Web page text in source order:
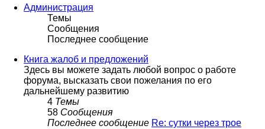
сообщению
Администрация
Темы
Сообщения
Последнее сообщение
Книга жалоб и предложений
Здесь вы можете задать любой вопрос о работе
форума, высказать свои пожелания по его
дальнейшему развитию
4 Темы
58 Сообщения
Последнее сообщение Re: сутки через трое